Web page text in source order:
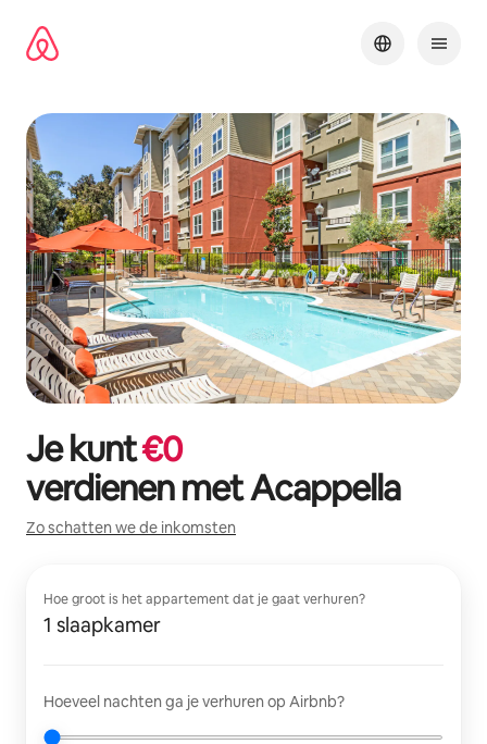
direct
naar
Je kunt€0
verdienen metAcappella
Zo schatten we de inkomsten
Hoe groot is het appartement dat je gaat verhuren?
1 slaapkamer
Hoeveel nachten ga je verhuren op Airbnb?